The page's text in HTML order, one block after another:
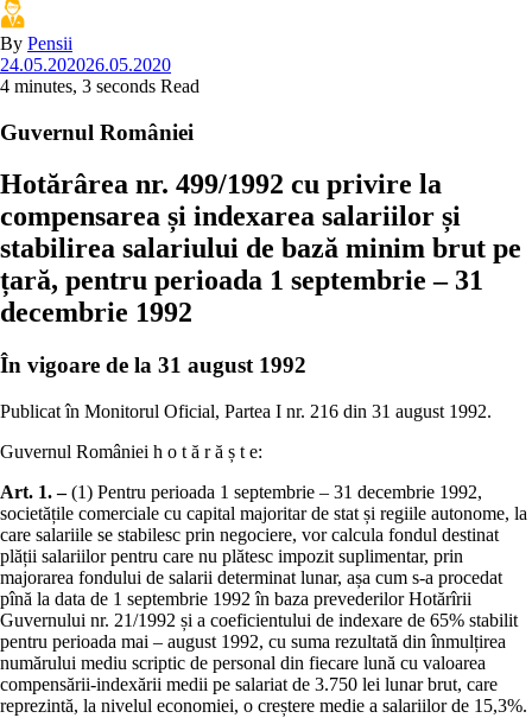
By Pensii
24.05.202026.05.2020
4 minutes, 3 seconds Read
Guvernul României
Hotărârea nr. 499/1992 cu privire la
compensarea și indexarea salariilor și
stabilirea salariului de bază minim brut pe
țară, pentru perioada 1 septembrie – 31
decembrie 1992
În vigoare de la 31 august 1992
Publicat în Monitorul Oficial, Partea I nr. 216 din 31 august 1992.
Guvernul României h o t ă r ă ș t e:
Art. 1. –(1) Pentru perioada 1 septembrie – 31 decembrie 1992,
societățile comerciale cu capital majoritar de stat și regiile autonome, la
care salariile se stabilesc prin negociere, vor calcula fondul destinat
plății salariilor pentru care nu plătesc impozit suplimentar, prin
majorarea fondului de salarii determinat lunar, așa cum s-a procedat
pînă la data de 1 septembrie 1992 în baza prevederilor Hotărîrii
Guvernului nr. 21/1992 și a coeficientului de indexare de 65% stabilit
pentru perioada mai – august 1992, cu suma rezultată din înmulțirea
numărului mediu scriptic de personal din fiecare lună cu valoarea
compensării-indexării medii pe salariat de 3.750 lei lunar brut, care
reprezintă, la nivelul economiei, o creștere medie a salariilor de 15,3%.